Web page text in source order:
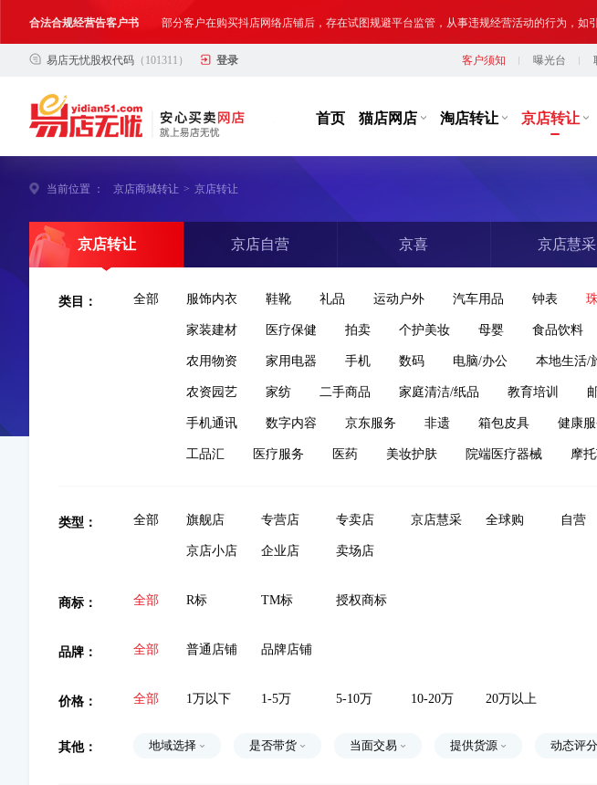
合法合规经营告客户书 部分客户在购买抖店网络店铺后，存在试图规避平台监管，从事违规经营活动的行为，
网络店铺合法经营告诫书 为确保网络店铺的合法、规范转让与经营,我司温馨提示,请勿将您转让或购买的网络店铺
易店无忧股权代码 （101311） 登录 客户须知 曝光台
首页 猫店网店 淘店转让 京店转让
当前位置 ： 京店商城转让 > 京店转让
京店转让 京店自营 京喜 京店慧采
类目： 全部 服饰内衣 鞋靴 礼品 运动户外 汽车用品 钟表
家装建材 医疗保健 拍卖 个护美妆 母婴 食品饮料
农用物资 家用电器 手机 数码 电脑/办公 本地生活/
农资园艺 家纺 二手商品 家庭清洁/纸品 教育培训
手机通讯 数字内容 京东服务 非遗 箱包皮具 健康
工品汇 医疗服务 医药 美妆护肤 院端医疗器械 摩
类型： 全部 旗舰店 专营店 专卖店 京店慧采 全球购 自营
京店小店 企业店 卖场店
商标： 全部 R标 TM标 授权商标
品牌： 全部 普通店铺 品牌店铺
价格： 全部 1万以下 1-5万 5-10万 10-20万 20万以上
其他： 地域选择 是否带货 当面交易 提供货源 动态评分